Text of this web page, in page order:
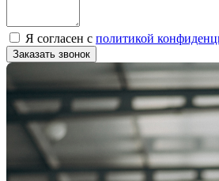
Я согласен с политикой
Заказать звонок